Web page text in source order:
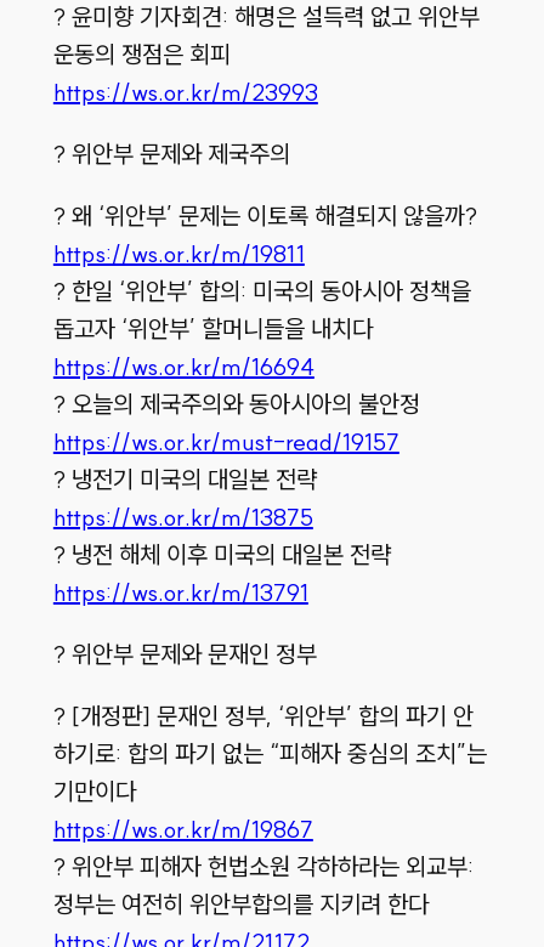
? 윤미향 기자회견: 해명은 설득력 없고 위안부
운동의 쟁점은 회피
https://ws.or.kr/m/23993
? 위안부 문제와 제국주의
? 왜 ‘위안부’ 문제는 이토록 해결되지 않을까?
https://ws.or.kr/m/19811
? 한일 ‘위안부’ 합의: 미국의 동아시아 정책을
돕고자 ‘위안부’ 할머니들을 내치다
https://ws.or.kr/m/16694
? 오늘의 제국주의와 동아시아의 불안정
https://ws.or.kr/must-read/19157
? 냉전기 미국의 대일본 전략
https://ws.or.kr/m/13875
? 냉전 해체 이후 미국의 대일본 전략
https://ws.or.kr/m/13791
? 위안부 문제와 문재인 정부
? [개정판] 문재인 정부, ‘위안부’ 합의 파기 안
하기로: 합의 파기 없는 “피해자 중심의 조치”는
기만이다
https://ws.or.kr/m/19867
? 위안부 피해자 헌법소원 각하하라는 외교부:
정부는 여전히 위안부합의를 지키려 한다